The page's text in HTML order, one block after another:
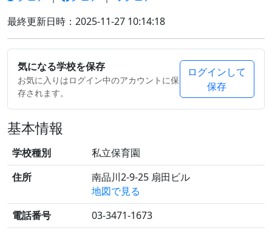
最終更新日時：2025-11-27 10:14:18
気になる学校を保存
お気に入りはログイン中のアカウントに保
存されます。
ログインして
保存
基本情報
学校種別
私立保育園
住所
南品川2-9-25 扇田ビル
地図で見る
電話番号
03-3471-1673